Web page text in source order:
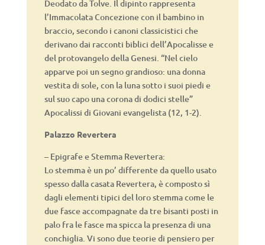
Deodato da Tolve. Il dipinto rappresenta
l’Immacolata Concezione con il bambino in
braccio, secondo i canoni classicistici che
derivano dai racconti biblici dell’Apocalisse e
del protovangelo della Genesi. “Nel cielo
apparve poi un segno grandioso: una donna
vestita di sole, con la luna sotto i suoi piedi e
sul suo capo una corona di dodici stelle”
Apocalissi di Giovani evangelista (12, 1-2).
Palazzo Revertera
– Epigrafe e Stemma Revertera:
Lo stemma è un po’ differente da quello usato
spesso dalla casata Revertera, è composto sì
dagli elementi tipici del loro stemma come le
due fasce accompagnate da tre bisanti posti in
palo fra le fasce ma spicca la presenza di una
conchiglia. Vi sono due teorie di pensiero per